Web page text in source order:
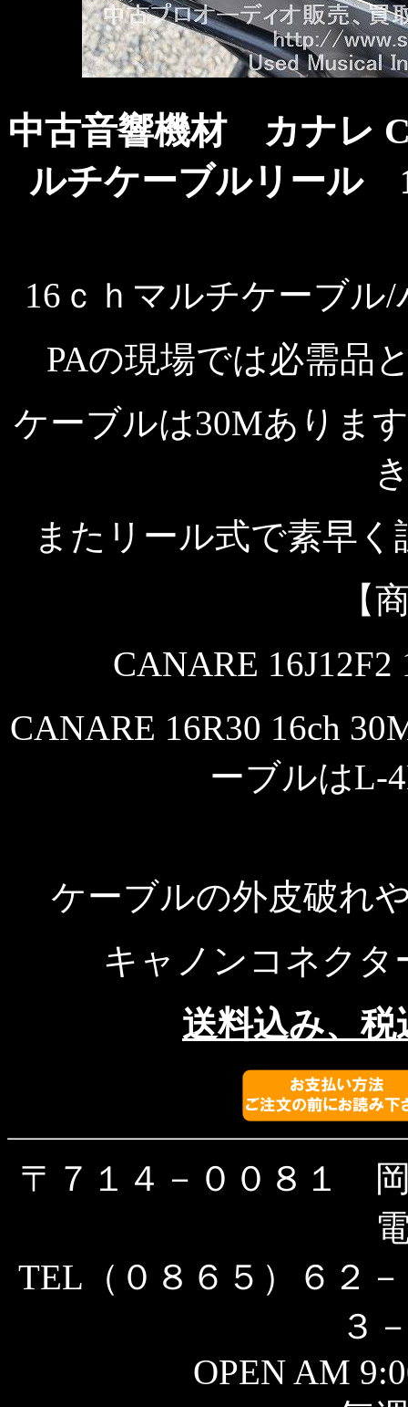
中古音響機材 カナレ
ルチケーブルリール
16ｃｈマルチケーブル
PAの現場では必需品
ケーブルは30Mありま
またリール式で素早
【
CANARE
CANARE 16R30 16ch
ーブルはL-
ケーブルの外皮破れ
キャノンコネクタ
送料込み、
〒７１４－００８１
TEL（０８６５）６２
３
OPEN AM